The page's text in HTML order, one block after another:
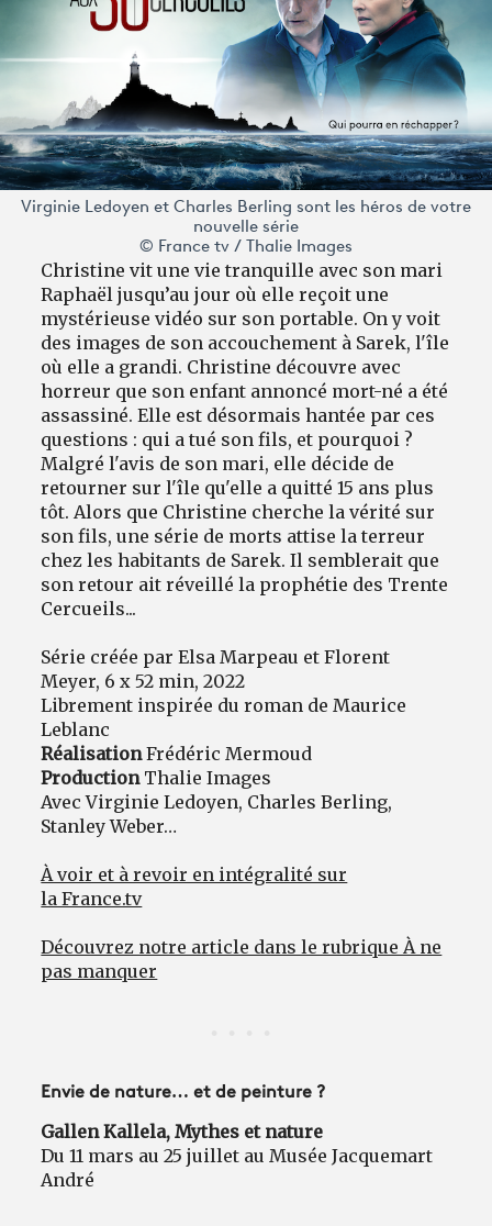
Virginie Ledoyen et Charles Berling sont les héros de votre
nouvelle série
© France tv / Thalie Images
Christine vit une vie tranquille avec son mari
Raphaël jusqu’au jour où elle reçoit une
mystérieuse vidéo sur son portable. On y voit
des images de son accouchement à Sarek, l'île
où elle a grandi. Christine découvre avec
horreur que son enfant annoncé mort-né a été
assassiné. Elle est désormais hantée par ces
questions : qui a tué son fils, et pourquoi ?
Malgré l'avis de son mari, elle décide de
retourner sur l'île qu'elle a quitté 15 ans plus
tôt. Alors que Christine cherche la vérité sur
son fils, une série de morts attise la terreur
chez les habitants de Sarek. Il semblerait que
son retour ait réveillé la prophétie des Trente
Cercueils...
Série créée par Elsa Marpeau et Florent
Meyer, 6 x 52 min, 2022
Librement inspirée du roman de Maurice
Leblanc
RéalisationFrédéric Mermoud
ProductionThalie Images
Avec Virginie Ledoyen, Charles Berling,
Stanley Weber…
À voir et à revoir en intégralité sur
la France.tv
Découvrez notre article dans le rubrique À ne
pas manquer
Envie de nature… et de peinture ?
Gallen Kallela, Mythes et nature
Du 11 mars au 25 juillet au Musée Jacquemart
André